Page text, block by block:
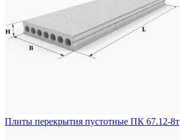
Плиты перекрытия пустотные ПК 67.12-8т